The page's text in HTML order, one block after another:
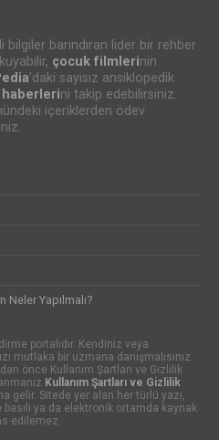
barındıran lider bir rehber
çocuk filmlerinin
’daki sayısız ansiklopedik
ni takip edebilirsiniz.
içeriklerden ödev
Neler Yapılmalı?
portalıdır. Kendiniz veya
mutlaka bir uzmana danışmalısınız.
önce Kullanım Şartları ve Gizlilik
Kullanım Şartları ve Gizlilik
gelir. Sitede yer alan her türlü yazı,
ya da elektronik ortamda kaynak
edilemez.